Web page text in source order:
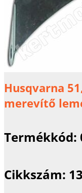
Husqvarna
merevítő
Termékkód:
Cikkszám: